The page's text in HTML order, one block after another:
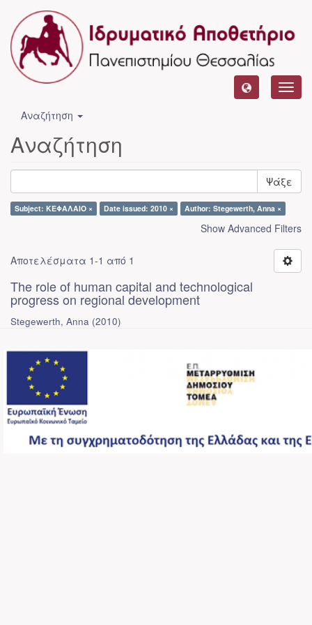
Αναζήτηση
Αναζήτηση
Ψάξε
Subject: ΚΕΦΑΛΑΙΟ × Date issued: 2010 × Author: Stegewerth, Anna ×
Show Advanced Filters
Αποτελέσματα 1-1 από 1
The role of human capital and technological
progress on regional development
Stegewerth, Anna (2010)